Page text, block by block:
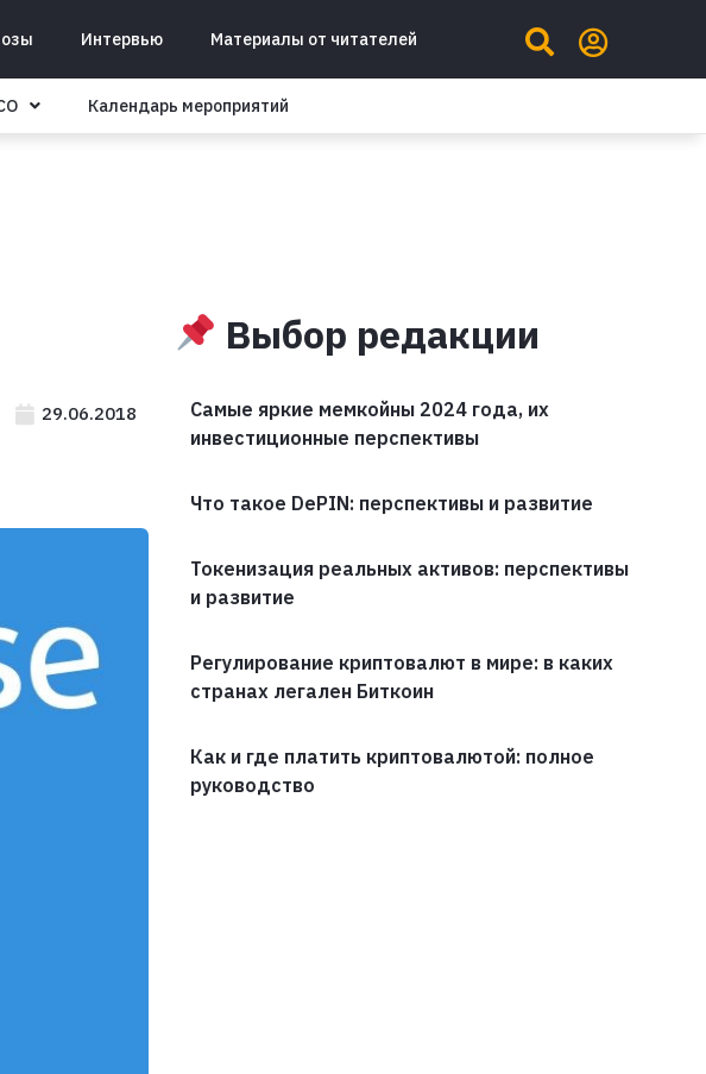
Интервью Материалы от читателей
Календарь мероприятий
29.06.2018
Выбор редакции
Самые яркие мемкойны 2024 года, их
инвестиционные перспективы
Что такое DePIN: перспективы и развитие
Токенизация реальных активов: перспективы
и развитие
Регулирование криптовалют в мире: в каких
странах легален Биткоин
Как и где платить криптовалютой: полное
руководство